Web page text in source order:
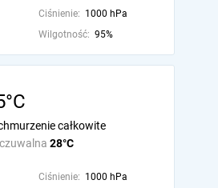
Ciśnienie: 1000 hPa
Wilgotność: 95%
28°C
całkowite
Ciśnienie: 1000 hPa